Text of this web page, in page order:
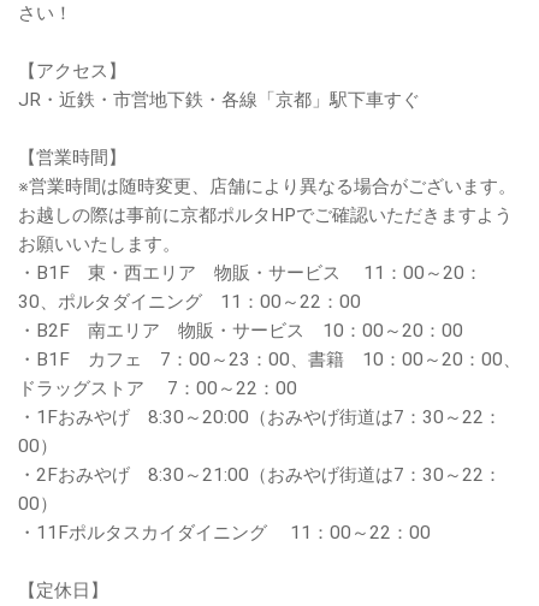
さい！
【アクセス】
JR・近鉄・市営地下鉄・各線「京都」駅下車すぐ
【営業時間】
※営業時間は随時変更、店舗により異なる場合がございます。
お越しの際は事前に京都ポルタHPでご確認いただきますよう
お願いいたします。
・B1F 東・西エリア 物販・サービス 11：00～20：
30、ポルタダイニング 11：00～22：00
・B2F 南エリア 物販・サービス 10：00～20：00
・B1F カフェ 7：00～23：00、書籍 10：00～20：00、
ドラッグストア 7：00～22：00
・1Fおみやげ 8:30～20:00（おみやげ街道は7：30～22：
00）
・2Fおみやげ 8:30～21:00（おみやげ街道は7：30～22：
00）
・11Fポルタスカイダイニング 11：00～22：00
【定休日】